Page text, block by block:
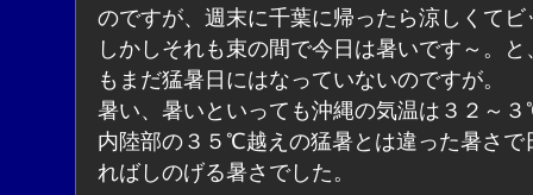
のですが、週末に千葉に帰ったら涼しくてビ
しかしそれも束の間で今日は暑いです～。と
もまだ猛暑日にはなっていないのですが。
暑い、暑いといっても沖縄の気温は３２～
内陸部の３５℃越えの猛暑とは違った暑さで
ればしのげる暑さでした。